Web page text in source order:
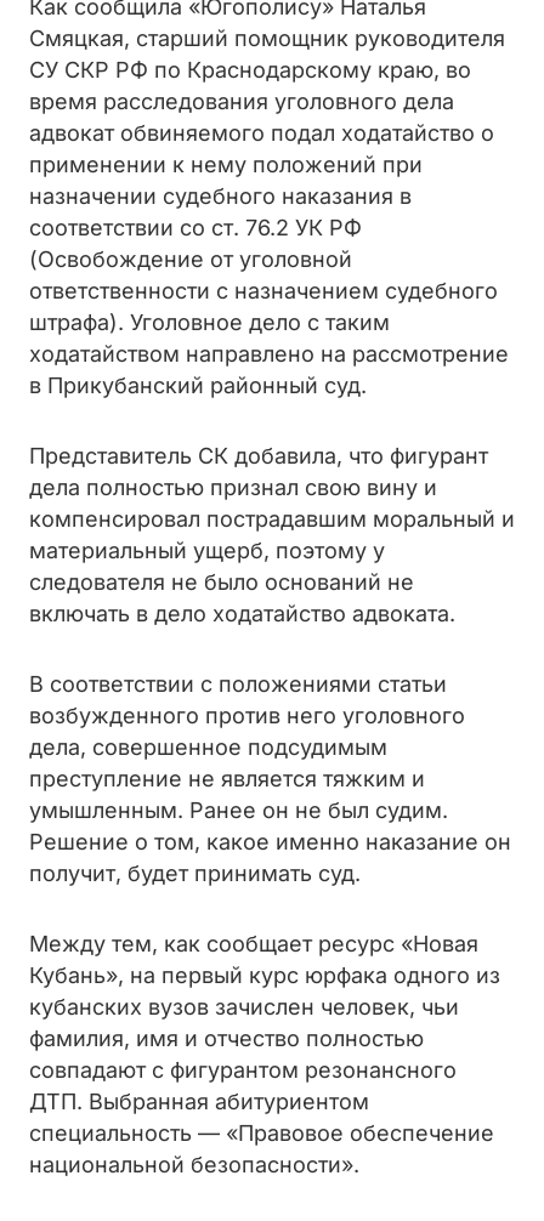
Как сообщила «Югополису» Наталья
Смяцкая, старший помощник руководителя
СУ СКР РФ по Краснодарскому краю, во
время расследования уголовного дела
адвокат обвиняемого подал ходатайство о
применении к нему положений при
назначении судебного наказания в
соответствии со ст. 76.2 УК РФ
(Освобождение от уголовной
ответственности с назначением судебного
штрафа). Уголовное дело с таким
ходатайством направлено на рассмотрение
в Прикубанский районный суд.
Представитель СК добавила, что фигурант
дела полностью признал свою вину и
компенсировал пострадавшим моральный и
материальный ущерб, поэтому у
следователя не было оснований не
включать в дело ходатайство адвоката.
В соответствии с положениями статьи
возбужденного против него уголовного
дела, совершенное подсудимым
преступление не является тяжким и
умышленным. Ранее он не был судим.
Решение о том, какое именно наказание он
получит, будет принимать суд.
Между тем, как сообщает ресурс «Новая
Кубань», на первый курс юрфака одного из
кубанских вузов зачислен человек, чьи
фамилия, имя и отчество полностью
совпадают с фигурантом резонансного
ДТП. Выбранная абитуриентом
специальность — «Правовое обеспечение
национальной безопасности».